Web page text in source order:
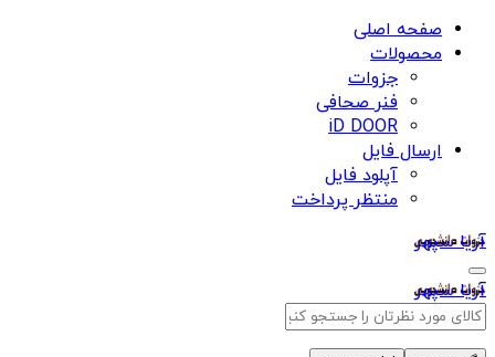
صفحه اصلی
محصولات
جزوات
فنر صحافی
iD DOOR
ارسال فایل
آپلود فایل
منتظر پرداخت
آریا سپهر
آریا سپهر